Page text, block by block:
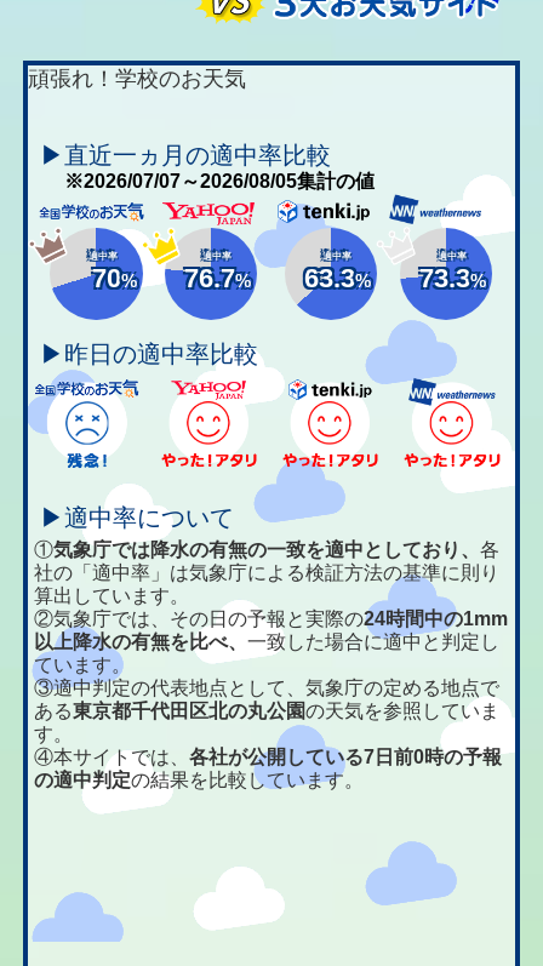
頑張れ！学校のお天気
▶直近一ヵ月の適中率比較
※2026/07/07～2026/08/05集計の値
適中率
70%
適中率
76.7%
適中率
63.3%
適中率
73.3%
▶昨日の適中率比較
▶適中率について
①気象庁では降水の有無の一致を適中としており、各
社の「適中率」は気象庁による検証方法の基準に則り
算出しています。
②気象庁では、その日の予報と実際の24時間中の1mm
以上降水の有無を比べ、一致した場合に適中と判定し
ています。
③適中判定の代表地点として、気象庁の定める地点で
ある東京都千代田区北の丸公園の天気を参照していま
す。
④本サイトでは、各社が公開している7日前0時の予報
の適中判定の結果を比較しています。